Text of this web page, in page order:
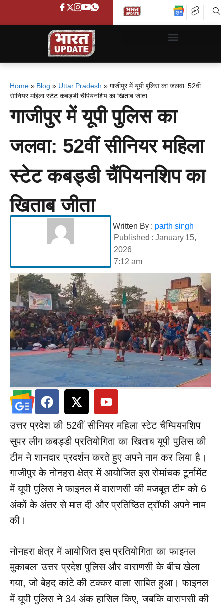
Home » Blog » Uttar Pradesh » गाजीपुर में यूपी पुलिस का जलवा: 52वीं
सीनियर महिला स्टेट कबड्डी चैंपियनशिप का खिताब जीता
गाजीपुर में यूपी पुलिस का
जलवा: 52वीं सीनियर महिला
स्टेट कबड्डी चैंपियनशिप का
खिताब जीता
Written By : parth singh
Published : January 15,
2026
7:12 am
उत्तर प्रदेश की 52वीं सीनियर महिला स्टेट चैम्पियनशिप
सुपर लीग कबड्डी प्रतियोगिता का खिताब यूपी पुलिस की
टीम ने शानदार प्रदर्शन करते हुए अपने नाम कर लिया है।
गाजीपुर के नोनहरा क्षेत्र में आयोजित इस रोमांचक टूर्नामेंट
में यूपी पुलिस ने फाइनल में वाराणसी की मजबूत टीम को 6
अंकों के अंतर से मात दी और प्रतिष्ठित ट्रॉफी अपने नाम
की।
नोनहरा क्षेत्र में आयोजित इस प्रतियोगिता का फाइनल
मुकाबला उत्तर प्रदेश पुलिस और वाराणसी के बीच खेला
गया, जो बेहद कांटे की टक्कर वाला साबित हुआ। फाइनल
में यूपी पुलिस ने 34 अंक हासिल किए, जबकि वाराणसी की